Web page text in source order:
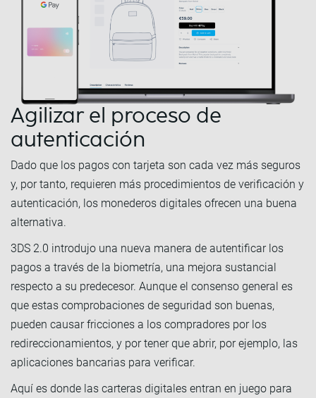
Agilizar el proceso de
autenticación
Dado que los pagos con tarjeta son cada vez más seguros
y, por tanto, requieren más procedimientos de verificación y
autenticación, los monederos digitales ofrecen una buena
alternativa.
3DS 2.0 introdujo una nueva manera de autentificar los
pagos a través de la biometría, una mejora sustancial
respecto a su predecesor. Aunque el consenso general es
que estas comprobaciones de seguridad son buenas,
pueden causar fricciones a los compradores por los
redireccionamientos, y por tener que abrir, por ejemplo, las
aplicaciones bancarias para verificar.
Aquí es donde las carteras digitales entran en juego para